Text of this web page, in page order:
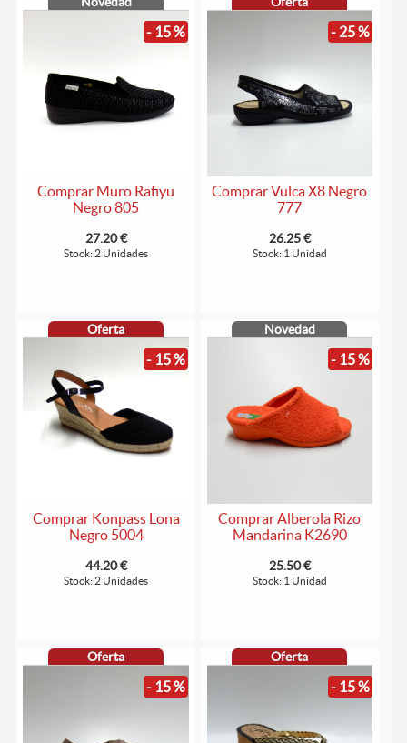
- 15 %
Comprar Muro Rafiyu
Negro 805
27.20 €
Stock: 2 Unidades
- 25 %
Comprar Vulca X8 Negro
777
26.25 €
Stock: 1 Unidad
Oferta
- 15 %
Comprar Konpass Lona
Negro 5004
44.20 €
Stock: 2 Unidades
Novedad
- 15 %
Comprar Alberola Rizo
Mandarina K2690
25.50 €
Stock: 1 Unidad
Oferta
- 15 %
Oferta
- 15 %